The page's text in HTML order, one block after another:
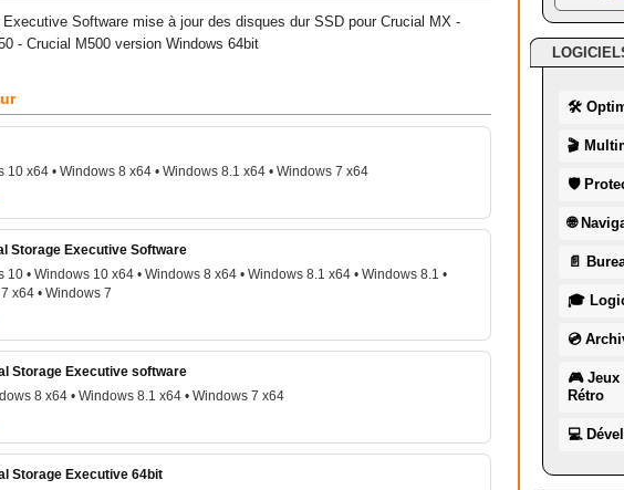
Software mise à jour des disques dur SSD pour Crucial MX -
- Crucial M500 version Windows 64bit
10 x64 • Windows 8 x64 • Windows 8.1 x64 • Windows 7 x64
Storage Executive Software
10 • Windows 10 x64 • Windows 8 x64 • Windows 8.1 x64 • Windows 8.1 •
x64 • Windows 7
Storage Executive software
8 x64 • Windows 8.1 x64 • Windows 7 x64
Storage Executive 64bit
🛠
🎬
🛡
🌐
📄
🎓
💿
🎮 Jeux
Rétro
💻